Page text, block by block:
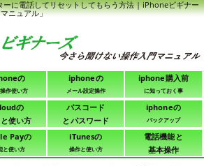
ーに電話してリセットしてもらう方法 | iPhoneビギナー
ニュアル」
の
作使い方
iphoneの
メール設定操作
iphone購入前
に知っておく事
の
使い方
パスコード
とパスワード
iphoneの
バックアップ
Payの
と使い方
iTunesの
操作と使い方
電話機能と
基本操作